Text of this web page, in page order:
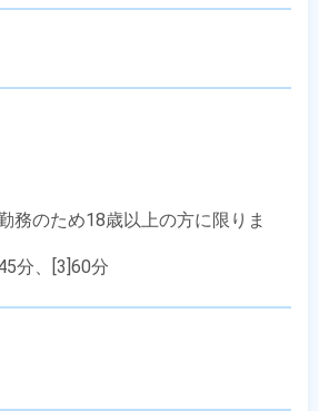
務のため18歳以上の方に限りま
分、[3]60分